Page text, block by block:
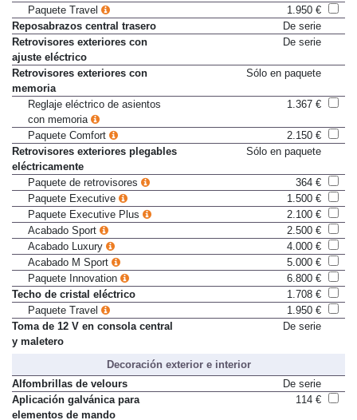
laterales traseras
Paquete Travel
1.950 €
Reposabrazos central trasero
De serie
Retrovisores exteriores con
ajuste eléctrico
Retrovisores exteriores con
memoria
Reglaje eléctrico de asientos
con memoria
Paquete Comfort
2.150 €
Retrovisores exteriores plegables
eléctricamente
Paquete de retrovisores
364 €
Paquete Executive
1.500 €
Paquete Executive Plus
2.100 €
Acabado Sport
2.500 €
Acabado Luxury
4.000 €
Acabado M Sport
5.000 €
Paquete Innovation
6.800 €
Techo de cristal eléctrico
1.708 €
Paquete Travel
1.950 €
Toma de 12 V en consola central
Decoración exterior e interior
Alfombrillas de velours
De serie
Aplicación galvánica para